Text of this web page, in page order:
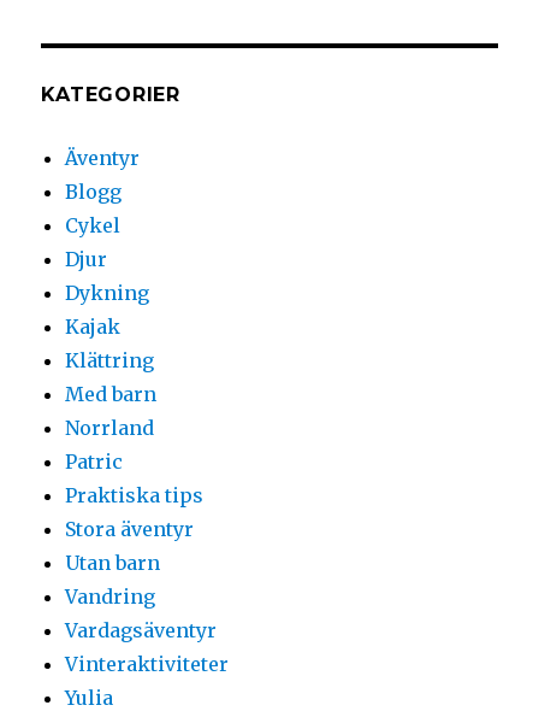
KATEGORIER
Äventyr
Blogg
Cykel
Djur
Dykning
Kajak
Klättring
Med barn
Norrland
Patric
Praktiska tips
Stora äventyr
Utan barn
Vandring
Vardagsäventyr
Vinteraktiviteter
Yulia